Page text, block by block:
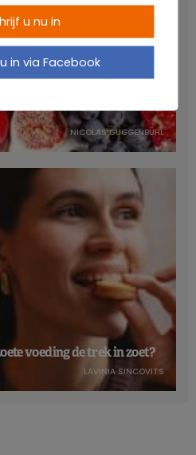
NICOLAS GUGGENBÜHL
voeding de trek in zoet?
LAVINIA SINCOVITS
u nu in
in via Facebook